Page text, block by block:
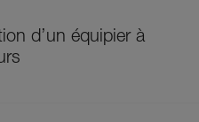
d’un équipier à